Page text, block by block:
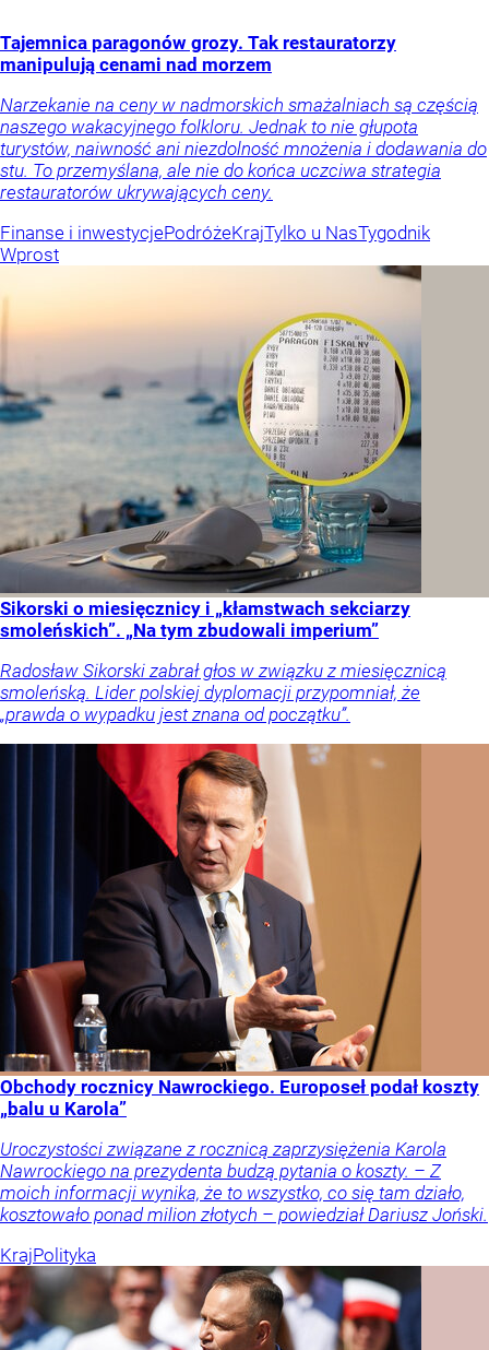
Tajemnica paragonów grozy. Tak restauratorzy
manipulują cenami nad morzem
Narzekanie na ceny w nadmorskich smażalniach są częścią
naszego wakacyjnego folkloru. Jednak to nie głupota
turystów, naiwność ani niezdolność mnożenia i dodawania do
stu. To przemyślana, ale nie do końca uczciwa strategia
restauratorów ukrywających ceny.
Finanse i inwestycjePodróżeKrajTylko u NasTygodnik
Wprost
Sikorski o miesięcznicy i „kłamstwach sekciarzy
smoleńskich”. „Na tym zbudowali imperium”
Radosław Sikorski zabrał głos w związku z miesięcznicą
smoleńską. Lider polskiej dyplomacji przypomniał, że
„prawda o wypadku jest znana od początku”.
Obchody rocznicy Nawrockiego. Europoseł podał koszty
„balu u Karola”
Uroczystości związane z rocznicą zaprzysiężenia Karola
Nawrockiego na prezydenta budzą pytania o koszty. – Z
moich informacji wynika, że to wszystko, co się tam działo,
kosztowało ponad milion złotych – powiedział Dariusz Joński.
KrajPolityka